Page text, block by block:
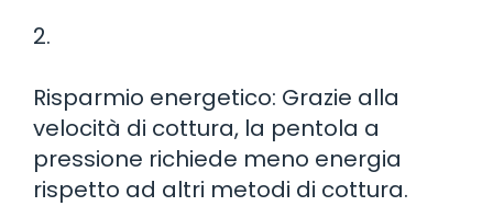
2.
Risparmio energetico: Grazie alla
velocità di cottura, la pentola a
pressione richiede meno energia
rispetto ad altri metodi di cottura.